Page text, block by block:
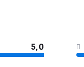
5,0